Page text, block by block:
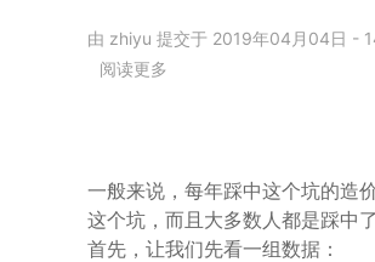
由 zhiyu 提交于 2019年04月04日 -
阅读更多
级
造
价
一般来说，每年踩中这个坑的造
这个坑，而且大多数人都是踩中
首先，让我们先看一组数据：